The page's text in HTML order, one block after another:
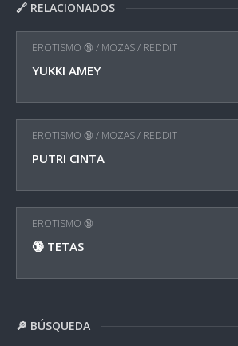
🔗 RELACIONADOS
EROTISMO 🔞/ MOZAS/ REDDIT
YUKKI AMEY
EROTISMO 🔞/ MOZAS/ REDDIT
PUTRI CINTA
EROTISMO 🔞
🔞 TETAS
🔎 BÚSQUEDA